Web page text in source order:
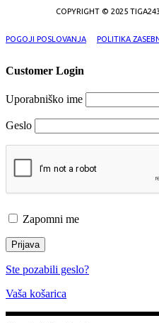
COPYRIGHT © 2025
POGOJI POSLOVANJA POLITIKA
Customer Login
Uporabniško ime
Geslo
Zapomni me
Ste pozabili geslo?
Vaša košarica